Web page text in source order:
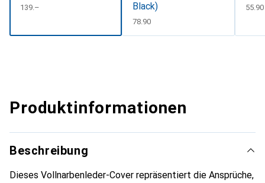
CHF
139.–
Black)
CHF
78.90
CHF
55.90
Produktinformationen
Beschreibung
Dieses Vollnarbenleder-Cover repräsentiert die Ansprüche,